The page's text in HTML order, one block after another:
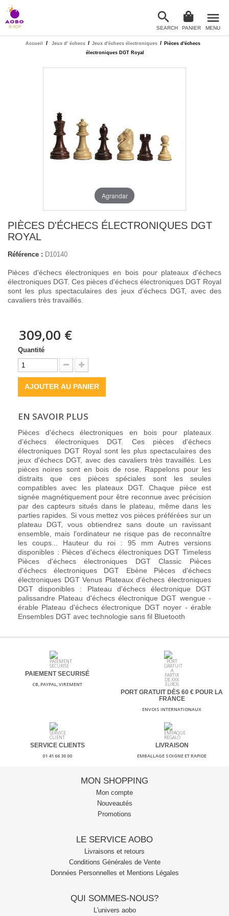
Accueil / Jeux d' échecs / Jeux d'échecs électroniques /
Pièces d'échecs
électroniques DGT Royal
Agrandar
PIÈCES D'ÉCHECS ÉLECTRONIQUES DGT
ROYAL
Référence : D10140
Pièces d'échecs électroniques en bois pour plateaux d'échecs
électroniques DGT. Ces pièces d'échecs électroniques DGT Royal
sont les plus spectaculaires des jeux d'échecs DGT, avec des
cavaliers très travaillés.
309,00 €
Quantité
AJOUTER AU PANIER
EN SAVOIR PLUS
Pièces d'échecs électroniques en bois pour plateaux
d'échecs électroniques DGT. Ces pièces d'échecs
électroniques DGT Royal sont les plus spectaculaires des
jeux d'échecs DGT, avec des cavaliers très travaillés. Les
pièces noires sont en bois de rose. Rappelons pour les
distraits que ces pièces spéciales sont les seules
compatibles avec les plateaux DGT. Chaque pièce est
signée magnétiquement pour être reconnue avec précision
par des capteurs situés dans le plateau, même dans les
parties rapides. Si vous mettez vos pièces préférées sur un
plateau DGT, vous obtiendrez sans doute un ravissant
ensemble, mais l'ordinateur ne risque pas de reconnaître
les coups... Hauteur du roi : 95 mm Autres versions
disponibles : Pièces d'échecs électroniques DGT Timeless
Pièces d'échecs électroniques DGT Classic Pièces
d'échecs électroniques DGT Ebène Pièces d'échecs
électroniques DGT Venus Plateaux d'échecs électroniques
DGT disponibles : Plateau d'échecs électronique DGT
palissandre Plateau d'échecs électronique DGT wengue -
érable Plateau d'échecs électronique DGT noyer - érable
Ensembles DGT avec technologie sans fil Bluetooth
PAIEMENT SECURISÉ
CB, PAYPAL, VIREMENT
PORT GRATUIT DÈS 60 € POUR LA
FRANCE
ENVOIS INTERNATIONAUX
SERVICE CLIENTS
01 41 66 30 00
LIVRAISON
EMBALLAGE SOIGNE ET RAPIDE
MON SHOPPING
Mon compte
Nouveautés
Promotions
LE SERVICE AOBO
Livraisons et retours
Conditions Générales de Vente
Données Personnelles et Mentions Légales
QUI SOMMES-NOUS?
L'univers aobo

SEARCH PANIER
menu
MENU
